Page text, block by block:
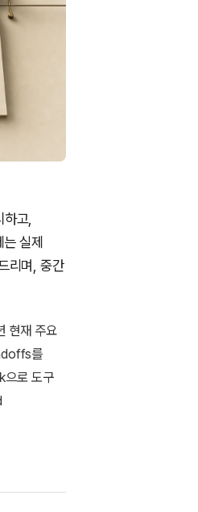
고,
실제
리며, 중간
현재 주요
를
로 도구